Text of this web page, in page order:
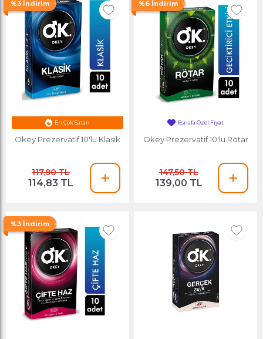
%3 İndirim
En Çok Satan
Okey Prezervatif 10'lu Klasik
117,90 TL
114,83 TL
%6 İndirim
Esnafa Özel Fiyat
Okey Prezervatif 10'lu Rötar
147,50 TL
139,00 TL
%3 İndirim